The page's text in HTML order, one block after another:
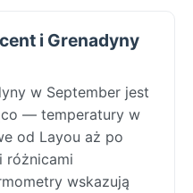
i Grenadyny
w September jest
— temperatury w
od Layou aż po
różnicami
wskazują